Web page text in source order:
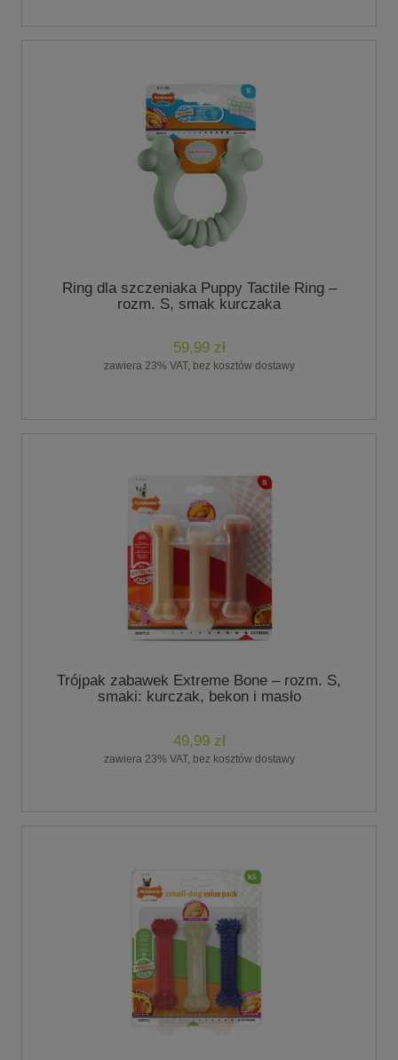
Ring dla szczeniaka Puppy Tactile Ring –
rozm. S, smak kurczaka
59,99 zł
zawiera 23% VAT, bez kosztów dostawy
Trójpak zabawek Extreme Bone – rozm. S,
smaki: kurczak, bekon i masło
49,99 zł
zawiera 23% VAT, bez kosztów dostawy